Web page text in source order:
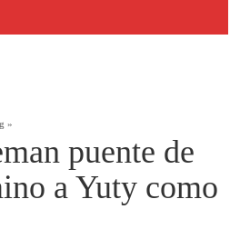
»
puente de
a Yuty como